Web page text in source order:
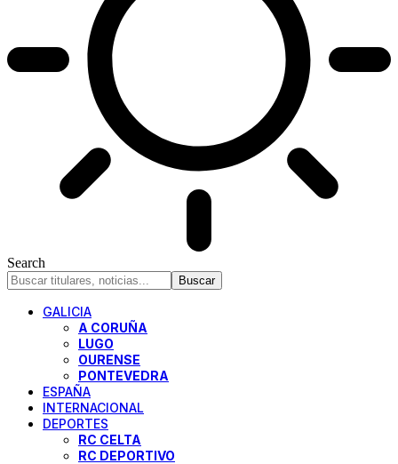
Search
GALICIA
A CORUÑA
LUGO
OURENSE
PONTEVEDRA
ESPAÑA
INTERNACIONAL
DEPORTES
RC CELTA
RC DEPORTIVO